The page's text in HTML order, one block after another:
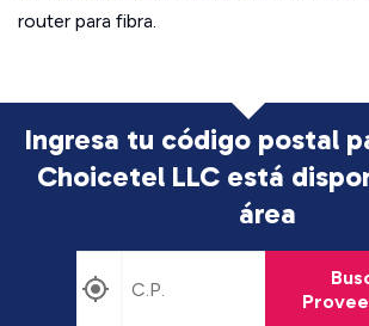
router para fibra.
Ingresa tu código postal
Choicetel LLC está
área